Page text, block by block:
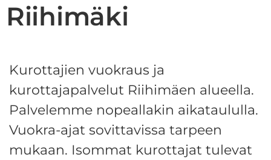
Riihimäki
Kurottajien vuokraus ja
kurottajapalvelut Riihimäen alueella.
Palvelemme nopeallakin aikataululla.
Vuokra-ajat sovittavissa tarpeen
mukaan. Isommat kurottajat tulevat